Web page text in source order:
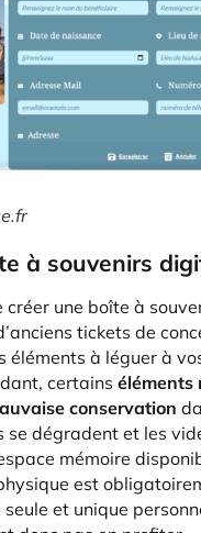
à souvenirs
créer une boîte à
tickets de
éléments à léguer à
certains éléments
conservation
se dégradent et les
mémoire
est
et unique